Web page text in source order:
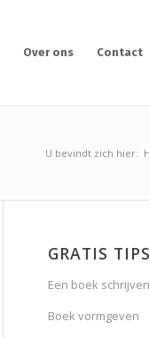
Over ons Contact
U bevindt zich hier:
GRATIS TIPS
Een boek schrijven
Boek vormgeven